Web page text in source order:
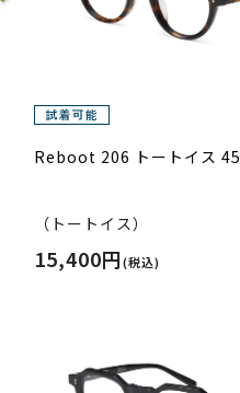
Reboot 206 トートイス 45
（トートイス）
15,400円(税込)